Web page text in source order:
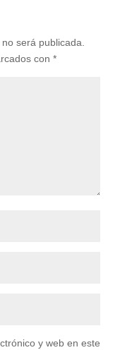
será publicada.
con *
y web en este